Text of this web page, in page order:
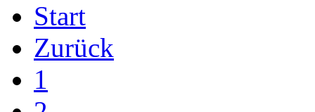
Start
Zurück
1